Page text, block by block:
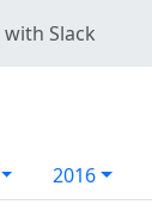
Slack
2016